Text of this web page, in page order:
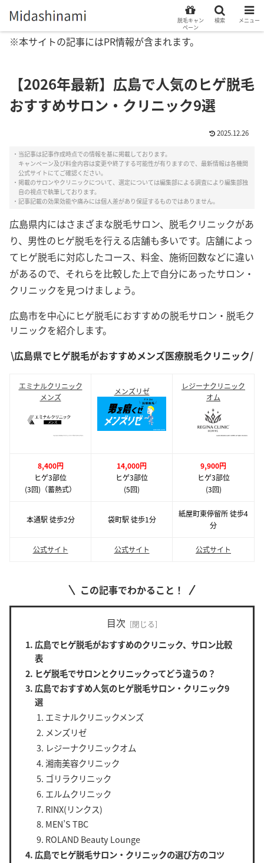
※本サイトの記事にはPR情報が含まれます。
【2026年最新】広島で人気のヒゲ脱毛
おすすめサロン・クリニック9選
2025.12.26
・当記事は記事作成時点での情報を基に掲載しております。
キャンペーン及び料金内容は変更や終了する可能性が有りますので、最新情報は各機関
公式サイトにてご確認ください。
・掲載のサロンやクリニックについて、選定については編集部による調査により編集部独
自の視点で執筆しております。
・記事記載の効果効能や痛みには個人差があり保証するものではありません。
広島県内にはさまざまな脱毛サロン、脱毛クリニックがあ
り、男性のヒゲ脱毛を行える店舗も多いです。店舗によっ
てヒゲ脱毛に対応したコース、料金、施術回数などに違い
があるので、それらを比較した上で自分にあったサロン・
クリニックを見つけましょう。
広島市を中心にヒゲ脱毛におすすめの脱毛サロン・脱毛ク
リニックを紹介します。
\広島県でヒゲ脱毛がおすすめメンズ医療脱毛クリニック/
エミナルクリニック
メンズ
メンズリゼ
レジーナクリニック
オム
8,400円
ヒゲ3部位
(3回)（蓄熱式）
14,000円
ヒゲ3部位
(5回)
9,900円
ヒゲ3部位
(3回)
本通駅 徒歩2分 袋町駅 徒歩1分
紙屋町東停留所 徒歩4
分
公式サイト 公式サイト 公式サイト
この記事でわかること！
目次
広島でヒゲ脱毛がおすすめのクリニック、サロン比較
表
ヒゲ脱毛でサロンとクリニックってどう違うの？
広島でおすすめ人気のヒゲ脱毛サロン・クリニック9
選
エミナルクリニックメンズ
メンズリゼ
レジーナクリニックオム
湘南美容クリニック
ゴリラクリニック
エルムクリニック
RINX(リンクス)
MEN’S TBC
ROLAND Beauty Lounge
広島でヒゲ脱毛サロン・クリニックの選び方のコツ
脱毛キャン
ペーン
検索 メニュー